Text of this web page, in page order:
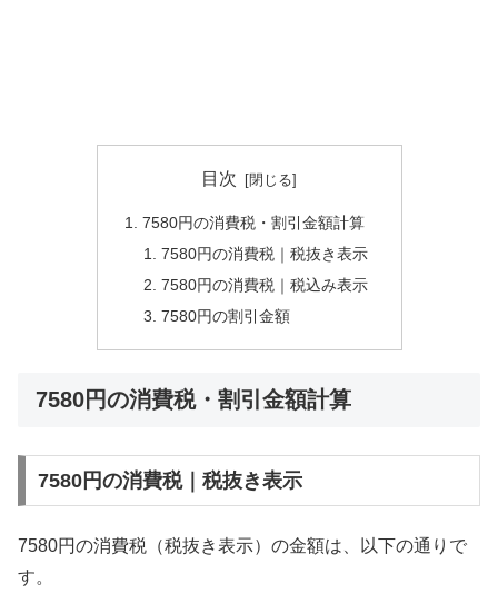
目次
7580円の消費税・割引金額計算
7580円の消費税｜税抜き表示
7580円の消費税｜税込み表示
7580円の割引金額
7580円の消費税・割引金額計算
7580円の消費税｜税抜き表示
7580円の消費税（税抜き表示）の金額は、以下の通りで
す。